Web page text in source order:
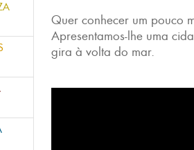
Quer conhecer um pouco
Apresentamos-lhe uma
gira à volta do mar.